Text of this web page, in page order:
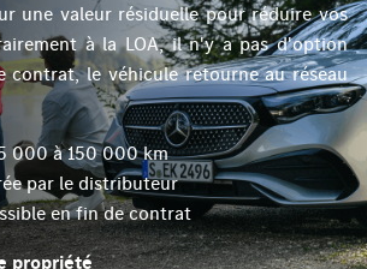
une valeur résiduelle pour réduire vos
à la LOA, il n'y a pas d'option
contrat, le véhicule retourne au réseau
000 à 150 000 km
par le distributeur
en fin de contrat
propriété